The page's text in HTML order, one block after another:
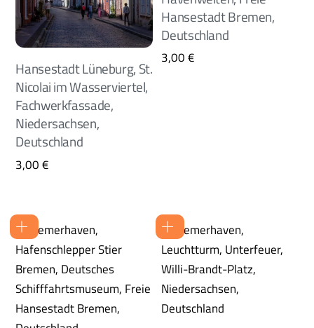
Hansestadt Lüneburg, St.
Nicolai im Wasserviertel,
Fachwerkfassade,
Niedersachsen,
Deutschland
3,00€
Hansestadt Bremen,
Deutschland
3,00€